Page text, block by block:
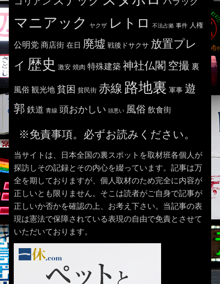
マニアック ヤクザ レトロ 不法占拠 事件 人権
公明党 商店街 在日 廃墟 戦後ドサクサ 放置プレ
イ 歴史 激安 焼肉 特殊建築 神社仏閣 空撮 裏
風俗 観光地 貧困 貧民街 赤線 路地裏 軍事 遊
郭 鉄道 青線 頭おかしい 頭悪い 風俗 飲食街
※免責事項。必ずお読みください。
当サイトは、日本全国の裏スポットを取材班各個人が
探訪しその記録とその内心を綴っています。記事は万
全を期しておりますが、個人取材のため完全に内容が
正しいとも限りません。そこは読者がご自身で記事が
正しいか否かを確認の上、お考え下さい。当記事の表
現は憲法で保障されている表現の自由で免責とさせて
いただいております。